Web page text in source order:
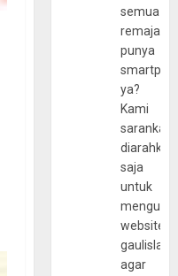
semua
remaja
punya
ya?
Kami
sarankan,
diarahkan
saja
untuk
website
agar